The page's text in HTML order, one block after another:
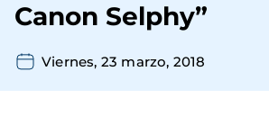
Canon Selphy”
Viernes, 23 marzo, 2018